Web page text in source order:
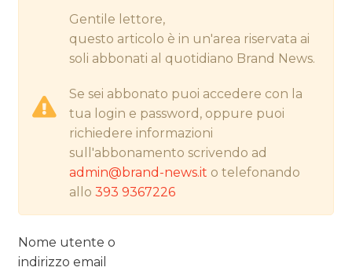
RADIO / AUDIO
RICERCHE
PREVISIONI/SCENARI
Gentile lettore,
questo articolo è in un'area riservata ai
soli abbonati al quotidiano Brand News.
Se sei abbonato puoi accedere con la
tua login e password, oppure puoi
richiedere informazioni
sull'abbonamento scrivendo ad
admin@brand-news.it o telefonando
allo393 9367226
Nome utente o
indirizzo email